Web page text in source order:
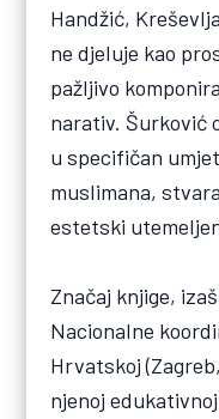
Handžić,
ne djeluje kao
pažljivo
narativ. Šurković
u specifičan
muslimana,
estetski
Značaj knjige,
Nacionalne
Hrvatskoj
njenoj